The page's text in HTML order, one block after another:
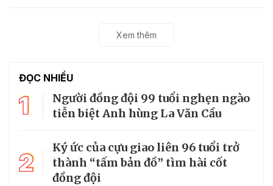
Xem thêm
ĐỌC NHIỀU
1
Người đồng đội 99 tuổi nghẹn ngào
tiễn biệt Anh hùng La Văn Cầu
2
Ký ức của cựu giao liên 96 tuổi trở
thành “tấm bản đồ” tìm hài cốt
đồng đội